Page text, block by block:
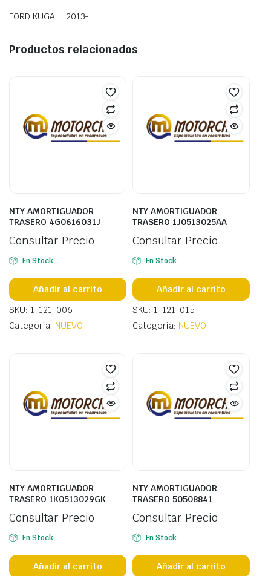
FORD KUGA II 2013-
Productos relacionados
NTY AMORTIGUADOR
TRASERO 4G0616031J
Consultar Precio
En Stock
Añadir al carrito
SKU: 1-121-006
Categoría: NUEVO
NTY AMORTIGUADOR
TRASERO 1J0513025AA
Consultar Precio
En Stock
Añadir al carrito
SKU: 1-121-015
Categoría: NUEVO
NTY AMORTIGUADOR
TRASERO 1K0513029GK
Consultar Precio
En Stock
Añadir al carrito
NTY AMORTIGUADOR
TRASERO 50508841
Consultar Precio
En Stock
Añadir al carrito